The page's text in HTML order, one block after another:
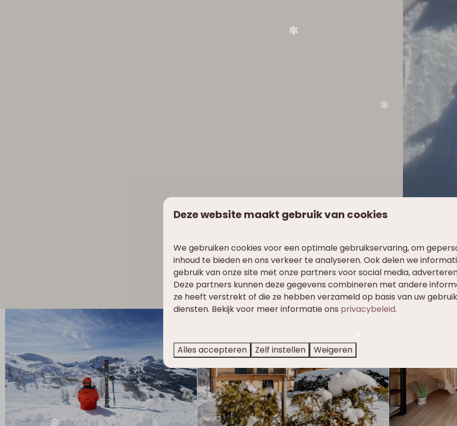
Deze website maakt gebruik van cookies
We gebruiken cookies voor een optimale gebruikservaring, om
inhoud te bieden en ons verkeer te analyseren. Ook delen we
gebruik van onze site met onze partners voor social media,
Deze partners kunnen deze gegevens combineren met andere
ze heeft verstrekt of die ze hebben verzameld op basis van uw
diensten. Bekijk voor meer informatie ons privacybeleid.
Alles accepteren Zelf instellen Weigeren